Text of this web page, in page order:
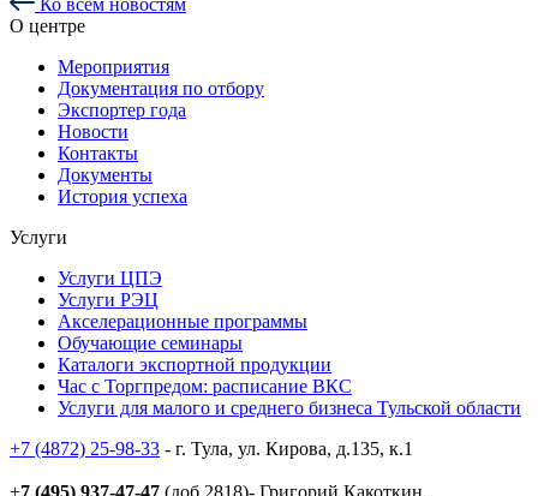
О центре
Мероприятия
Документация по отбору
Экспортер года
Новости
Контакты
Документы
История успеха
Услуги
Услуги ЦПЭ
Услуги РЭЦ
Акселерационные программы
Обучающие семинары
Каталоги экспортной продукции
Час с Торгпредом: расписание ВКС
Услуги для малого и среднего бизнеса Тульской области
+7 (4872) 25-98-33 - г. Тула, ул. Кирова, д.135, к.1
+7 (495) 937-47-47 (доб.2818)- Григорий Какоткин,